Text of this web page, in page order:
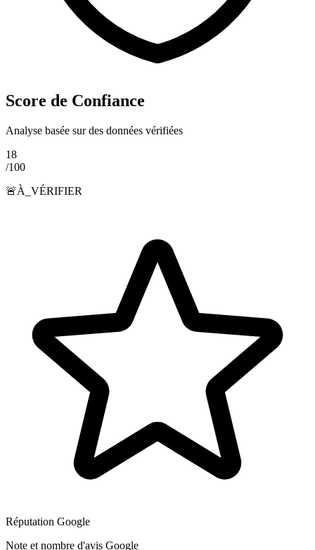
Score de Confiance
Analyse basée sur des données vérifiées
18
/100
🚨À_VÉRIFIER
Réputation Google
Note et nombre d'avis Google